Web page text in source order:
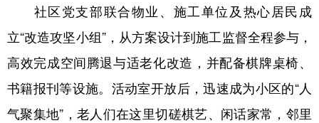
社区党支部联合物业、施工单位及热心居民成
立“改造攻坚小组”，从方案设计到施工监督全程参与，
高效完成空间腾退与适老化改造，并配备棋牌桌椅、
书籍报刊等设施。活动室开放后，迅速成为小区的“人
气聚集地”，老人们在这里切磋棋艺、闲话家常，邻里